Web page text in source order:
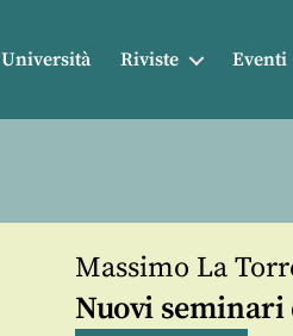
Università Riviste Eventi
Massimo La
Nuovi